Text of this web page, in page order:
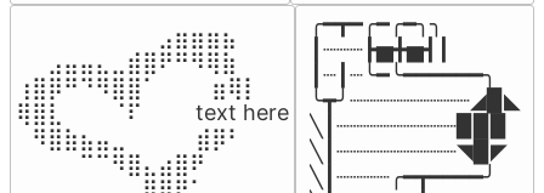
⠀⠀⠀⠀⠀⠀⠀⠀⠀⣠⣶⣶⣶⣦⠀⠀
⠀⠀⣠⣤⣤⣄⣀⣾⣿⠟⠛⠻⢿⣷⠀
⢰⣿⡿⠛⠙⠻⣿⣿⠁⠀⠀ ⠀⣶⢿⡇
⢿⣿⣇⠀⠀⠀⠈⠏⠀⠀⠀ text here
⠀⠻⣿⣷⣦⣤⣀⠀⠀⠀ ⠀⣾⡿⠃⠀
⠀⠀⠀⠀⠉⠉⠻⣿⣄⣴⣿⠟⠀⠀⠀
╭━┳━╭━╭━╮╮
┃┈┈┈┣▅╋▅┫┃
┃┈┃┈╰━╰━━━━━━╮
╰┳╯┈┈┈┈┈┈┈┈┈◢▉◣
╲┃┈┈┈┈┈┈┈┈┈▉▉▉
╲┃┈┈┈┈┈┈┈┈┈◥▉◤
╲┃┈┈┈┈╭━┳━━━━╯